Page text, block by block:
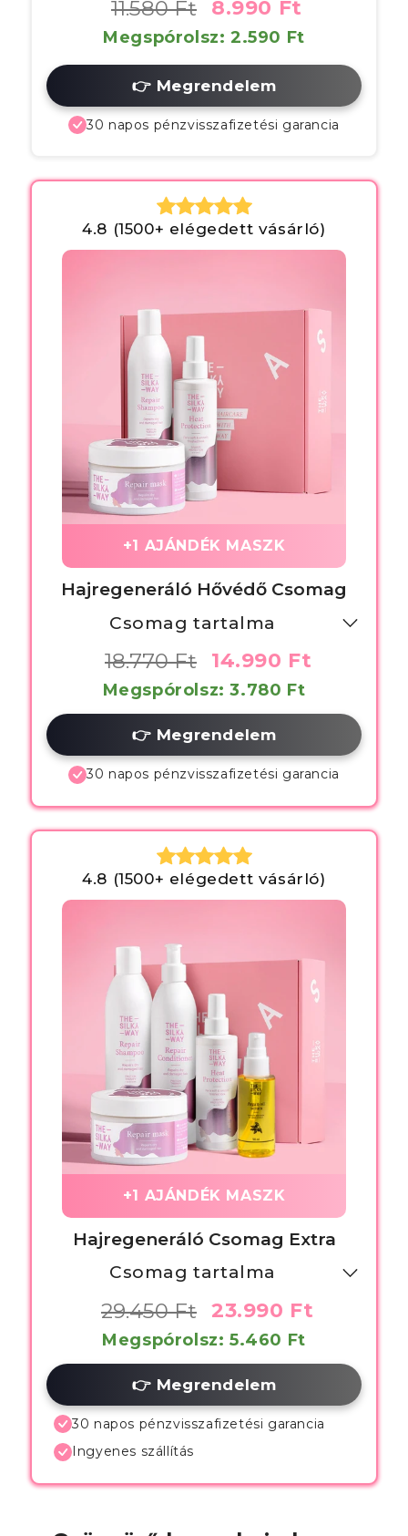
8.990 Ft
11.580 Ft
Megspórolsz: 2.590 Ft
👉 Megrendelem
30 napos pénzvisszafizetési garancia
4.8 (1500+ elégedett vásárló)
+1 AJÁNDÉK MASZK
Hajregeneráló Hővédő Csomag
Csomag tartalma
- Hajregeneráló Maszk
- Hővédő Spray
- Hajregeneráló Sampon
14.990 Ft
18.770 Ft
Megspórolsz: 3.780 Ft
👉 Megrendelem
30 napos pénzvisszafizetési garancia
4.8 (1500+ elégedett vásárló)
+1 AJÁNDÉK MASZK
Hajregeneráló Csomag Extra
Csomag tartalma
- Hajregeneráló Maszk
- Hajregeneráló Kondicionáló
- Hajregeneráló Sampon
- Argán Olaj
- Hővédő Spray
23.990 Ft
29.450 Ft
Megspórolsz: 5.460 Ft
👉 Megrendelem
30 napos pénzvisszafizetési garancia
Ingyenes szállítás